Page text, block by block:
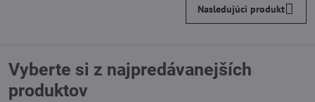
Nasledujúci produkt
Vyberte si z najpredávanejších
produktov